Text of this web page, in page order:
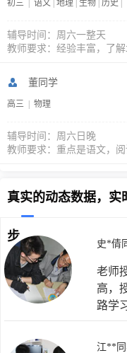
初三 语文 地理 生物 历史
辅导时间：周六一整天
教师要求：经验丰富，了
董同学
高三 物理
辅导时间：周六日晚
教师要求：重点是语文，
真实的动态数据，实
步
史*倩
老师
高，
路学
江**